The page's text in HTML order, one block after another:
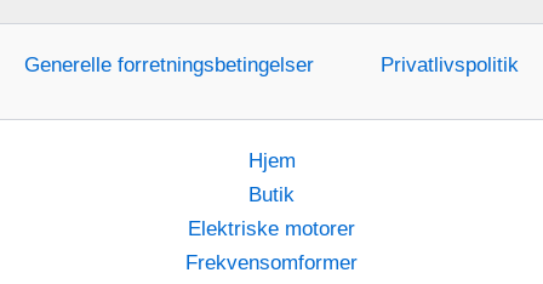
Generelle forretningsbetingelser Privatlivspolitik
Hjem
Butik
Elektriske motorer
Frekvensomformer